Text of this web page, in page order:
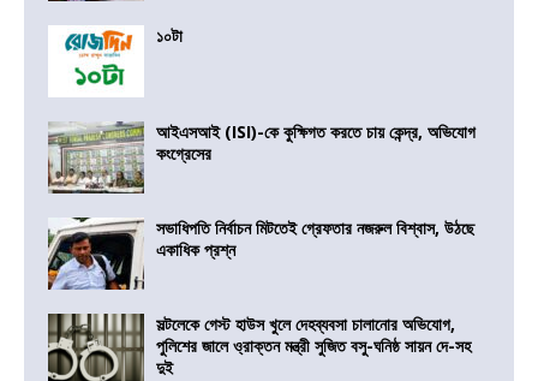
১০টা
আইএসআই (ISI)-কে কুক্ষিগত করতে চায় কেন্দ্র, অভিযোগ
কংগ্রেসের
সভাধিপতি নির্বাচন মিটতেই গ্রেফতার নজরুল বিশ্বাস, উঠছে
একাধিক প্রশ্ন
সল্টলেকে গেস্ট হাউস খুলে দেহব্যবসা চালানোর অভিযোগ,
পুলিশের জালে ও্রাক্তন মন্ত্রী সুজিত বসু-ঘনিষ্ঠ সায়ন দে-সহ
দুই